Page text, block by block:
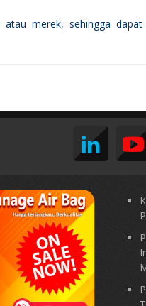
merek, sehingga dapat